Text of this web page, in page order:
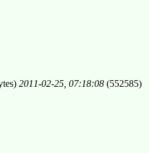
2011-02-25, 07:18:08 (552585)